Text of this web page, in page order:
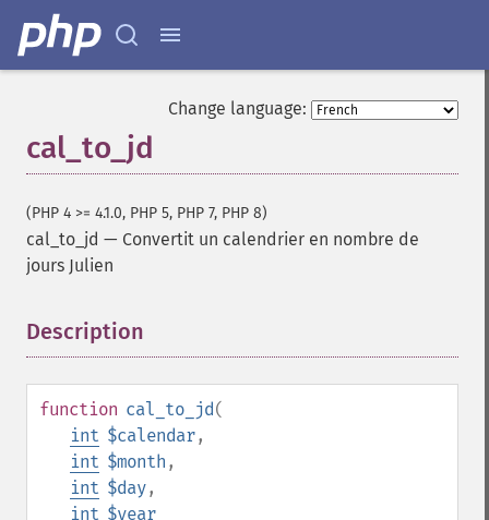
Change language:
cal_to_jd
(PHP 4 >= 4.1.0, PHP 5, PHP 7, PHP 8)
cal_to_jd — Convertit un calendrier en nombre de
jours Julien
Description
function cal_to_jd(
int $calendar,
int $month ,
int $day,
int $year